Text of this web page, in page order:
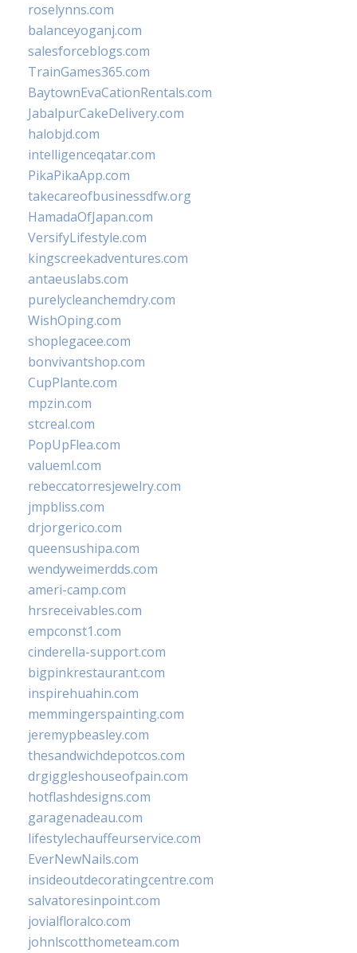
roselynns.com
balanceyoganj.com
salesforceblogs.com
TrainGames365.com
BaytownEvaCationRentals.com
JabalpurCakeDelivery.com
halobjd.com
intelligenceqatar.com
PikaPikaApp.com
takecareofbusinessdfw.org
HamadaOfJapan.com
VersifyLifestyle.com
kingscreekadventures.com
antaeuslabs.com
purelycleanchemdry.com
WishOping.com
shoplegacee.com
bonvivantshop.com
CupPlante.com
mpzin.com
stcreal.com
PopUpFlea.com
valueml.com
rebeccatorresjewelry.com
jmpbliss.com
drjorgerico.com
queensushipa.com
wendyweimerdds.com
ameri-camp.com
hrsreceivables.com
empconst1.com
cinderella-support.com
bigpinkrestaurant.com
inspirehuahin.com
memmingerspainting.com
jeremypbeasley.com
thesandwichdepotcos.com
drgiggleshouseofpain.com
hotflashdesigns.com
garagenadeau.com
lifestylechauffeurservice.com
EverNewNails.com
insideoutdecoratingcentre.com
salvatoresinpoint.com
jovialfloralco.com
johnlscotthometeam.com